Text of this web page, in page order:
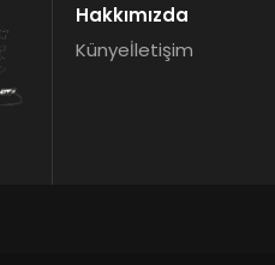
Hakkımızda
Künyeİletişim